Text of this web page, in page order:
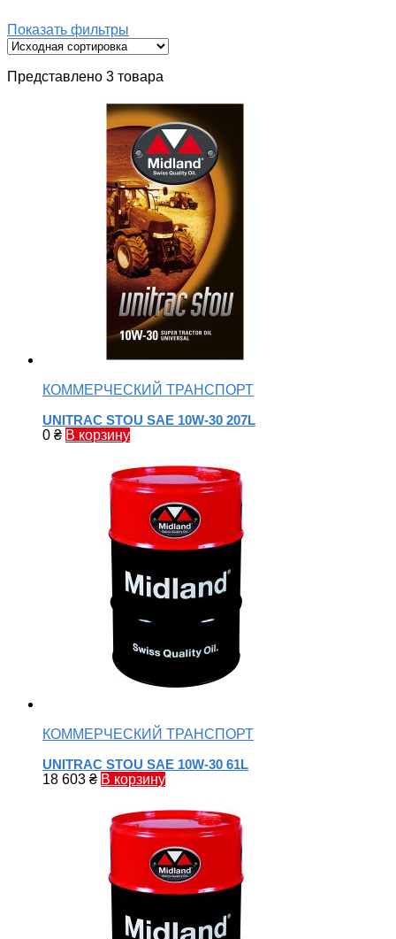
Показать фильтры
Представлено 3 товара
КОММЕРЧЕСКИЙ ТРАНСПОРТ
UNITRAC STOU SAE 10W-30 207L
0 ₴ В корзину
КОММЕРЧЕСКИЙ ТРАНСПОРТ
UNITRAC STOU SAE 10W-30 61L
18 603 ₴ В корзину